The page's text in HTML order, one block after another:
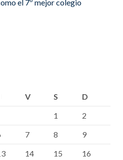
el 7º mejor colegio
V S
D
1
2
7 8
9
14 15
16